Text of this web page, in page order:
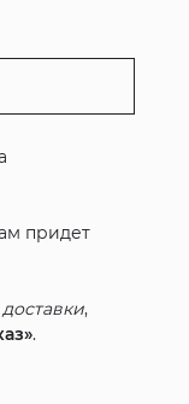
придет
,
.